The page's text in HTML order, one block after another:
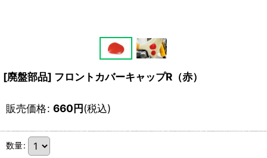
[廃盤部品] フロントカバーキャップR（赤）
販売価格: 660円(税込)
数量: